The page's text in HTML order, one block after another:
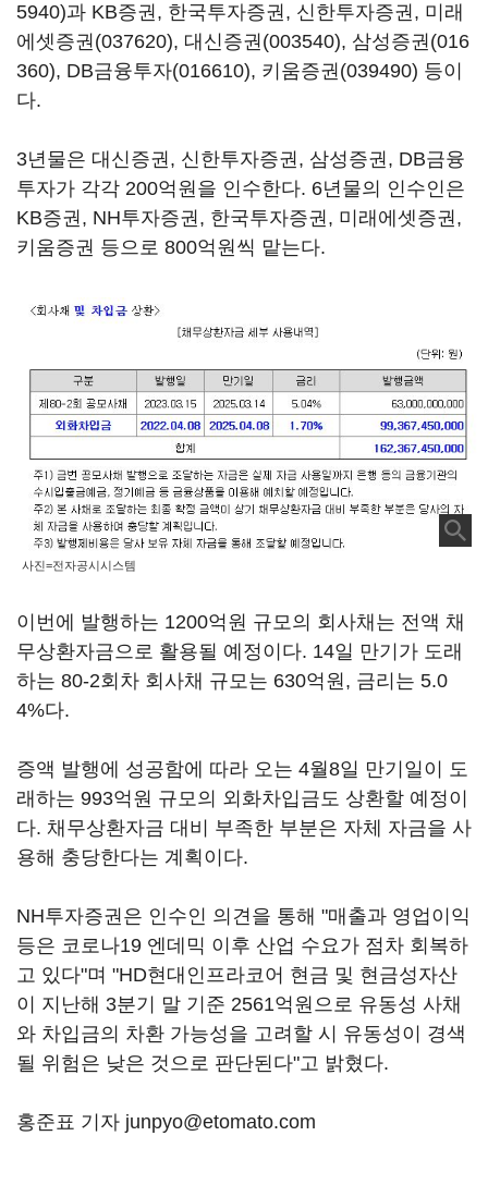
5940)과 KB증권, 한국투자증권, 신한투자증권, 미래
에셋증권(037620), 대신증권(003540), 삼성증권(016
360), DB금융투자(016610), 키움증권(039490) 등이
다.
3년물은 대신증권, 신한투자증권, 삼성증권, DB금융
투자가 각각 200억원을 인수한다. 6년물의 인수인은
KB증권, NH투자증권, 한국투자증권, 미래에셋증권,
키움증권 등으로 800억원씩 맡는다.
사진=전자공시시스템
이번에 발행하는 1200억원 규모의 회사채는 전액 채
무상환자금으로 활용될 예정이다. 14일 만기가 도래
하는 80-2회차 회사채 규모는 630억원, 금리는 5.0
4%다.
증액 발행에 성공함에 따라 오는 4월8일 만기일이 도
래하는 993억원 규모의 외화차입금도 상환할 예정이
다. 채무상환자금 대비 부족한 부분은 자체 자금을 사
용해 충당한다는 계획이다.
NH투자증권은 인수인 의견을 통해 "매출과 영업이익
등은 코로나19 엔데믹 이후 산업 수요가 점차 회복하
고 있다"며 "HD현대인프라코어 현금 및 현금성자산
이 지난해 3분기 말 기준 2561억원으로 유동성 사채
와 차입금의 차환 가능성을 고려할 시 유동성이 경색
될 위험은 낮은 것으로 판단된다"고 밝혔다.
홍준표 기자 junpyo@etomato.com